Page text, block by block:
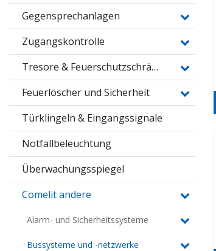
Gegensprechanlagen
Zugangskontrolle
Tresore & Feuerschutzschränke
Feuerlöscher und Sicherheit
Türklingeln & Eingangssignale
Notfallbeleuchtung
Überwachungsspiegel
Comelit andere
Alarm- und Sicherheitssysteme
Bussysteme und -netzwerke